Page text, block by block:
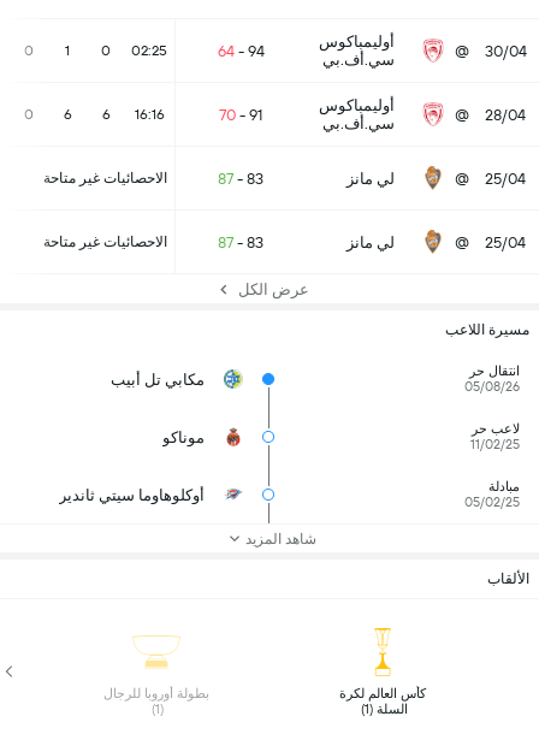
30/04
@
أوليمباكوس
سي.أف.بي
94
-
64
02:25
0
1
0
28/04
@
أوليمباكوس
سي.أف.بي
91
-
70
16:16
6
6
0
25/04
@ لي مانز 83
-
87 الاحصائيات غير متاحة
25/04
@ لي مانز 83
-
87 الاحصائيات غير متاحة
عرض الكل
مسيرة اللاعب
انتقال حر
05/08/26
مكابي تل أبيب
لاعب حر
11/02/25
موناكو
مبادلة
05/02/25
أوكلوهاوما سيتي ثاندير
شاهد المزيد
الألقاب
كأس العالم لكرة
السلة (1)
(1)